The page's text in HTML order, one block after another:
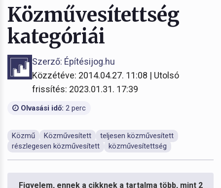
Közművesítettség
kategóriái
Szerző: Építésijog.hu
Közzétéve: 2014.04.27. 11:08 | Utolsó
frissítés: 2023.01.31. 17:39
Olvasási idő: 2 perc
Közmű Közművesített
teljesen közművesített
részlegesen közművesített
közművesítettség
Figyelem, ennek a cikknek a tartalma több, mint 2